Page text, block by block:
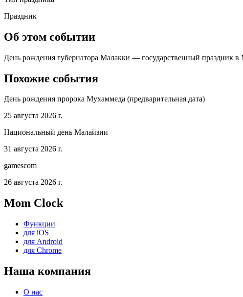
Праздник
Об этом событии
День рождения губернатора Малакки — государственный праздник в
Похожие события
День рождения пророка Мухаммеда (предварительная дата)
25 августа 2026 г.
Национальный день Малайзии
31 августа 2026 г.
gamescom
26 августа 2026 г.
Mom Clock
Функции
для iOS
для Android
для Chrome
Наша компания
О нас